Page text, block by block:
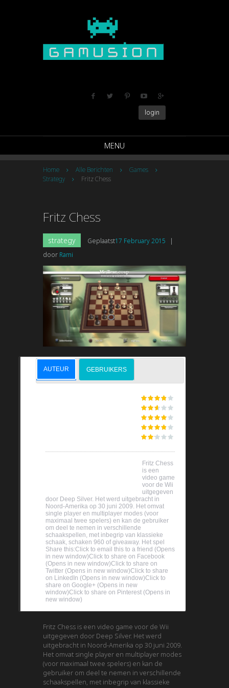
login
MENU
Home Alle Berichten
Games
Strategy
Fritz Chess
Fritz Chess
strategy Geplaatst17 February 2015
|
door Rami
AUTEUR GEBRUIKERS
Fritz Chess
is een
video game
voor de Wii
uitgegeven
door Deep Silver. Het werd uitgebracht in
Noord-Amerika op 30 juni 2009. Het omvat
single player en multiplayer modes (voor
maximaal twee spelers) en kan de gebruiker
om deel te nemen in verschillende
schaakspellen, met inbegrip van klassieke
schaak, schaken 960 of giveaway. Het spel
Share this:Click to email this to a friend (Opens
in new window)Click to share on Facebook
(Opens in new window)Click to share on
Twitter (Opens in new window)Click to share
on LinkedIn (Opens in new window)Click to
share on Google+ (Opens in new
window)Click to share on Pinterest (Opens in
new window)
Fritz Chess is een video game voor de Wii
uitgegeven door Deep Silver. Het werd
uitgebracht in Noord-Amerika op 30 juni 2009.
Het omvat single player en multiplayer modes
(voor maximaal twee spelers) en kan de
gebruiker om deel te nemen in verschillende
schaakspellen, met inbegrip van klassieke